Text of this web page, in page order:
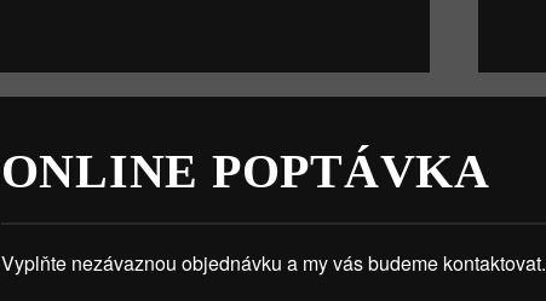
ONLINE POPTÁVKA
Vyplňte nezávaznou objednávku a my vás budeme kontaktovat.